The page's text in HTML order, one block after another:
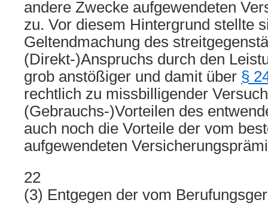
andere Zwecke aufgewendeten
zu. Vor diesem Hintergrund stellte
Geltendmachung des
(Direkt-)Anspruchs durch den
grob anstößiger und damit über §
rechtlich zu missbilligender
(Gebrauchs-)Vorteilen des
auch noch die Vorteile der vom
aufgewendeten
22
(3) Entgegen der vom